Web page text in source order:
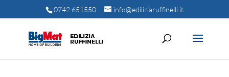
0742 651550 info@ediliziaruffinelli.it